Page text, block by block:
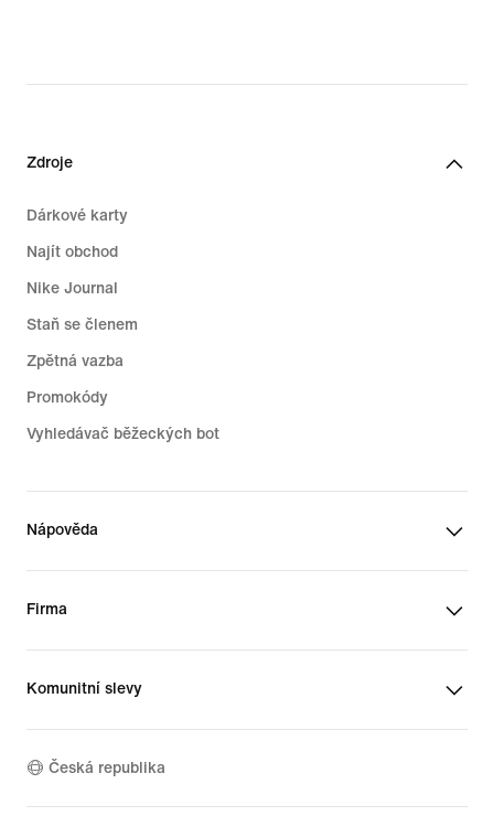
Zdroje
Dárkové karty
Najít obchod
Nike Journal
Staň se členem
Zpětná vazba
Promokódy
Vyhledávač běžeckých bot
Nápověda
Firma
Komunitní slevy
Česká republika